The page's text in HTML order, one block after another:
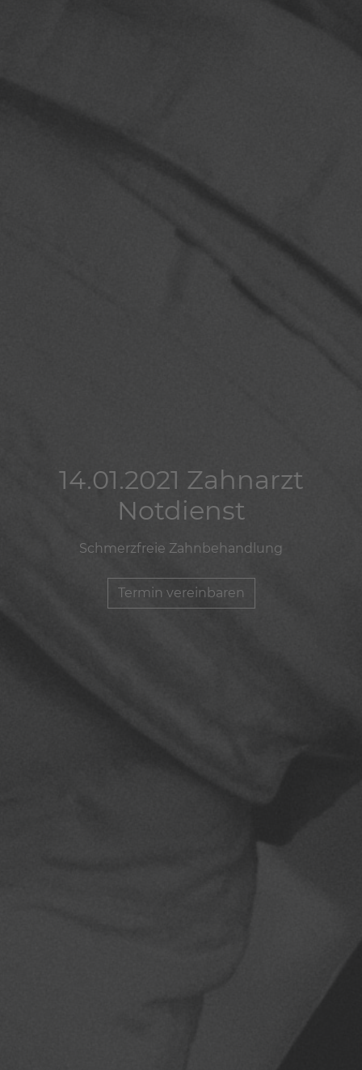
14.01.2021 Zahnarzt
Notdienst
Schmerzfreie Zahnbehandlung
Termin vereinbaren
14.01.2021 Zahnarzt
Notdienst
Schmerzfreie Zahnbehandlung
Termin vereinbaren
14.01.2021 Zahnarzt
Notdienst
Schmerzfreie Zahnbehandlung
Termin vereinbaren